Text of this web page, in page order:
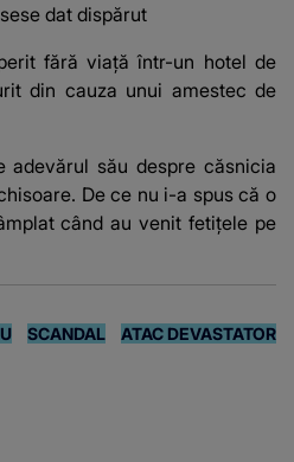
dat dispărut
fără viață într-un hotel de
din cauza unui amestec de
adevărul său despre căsnicia
De ce nu i-a spus că o
când au venit fetițele pe
SCANDAL ATAC DEVASTATOR